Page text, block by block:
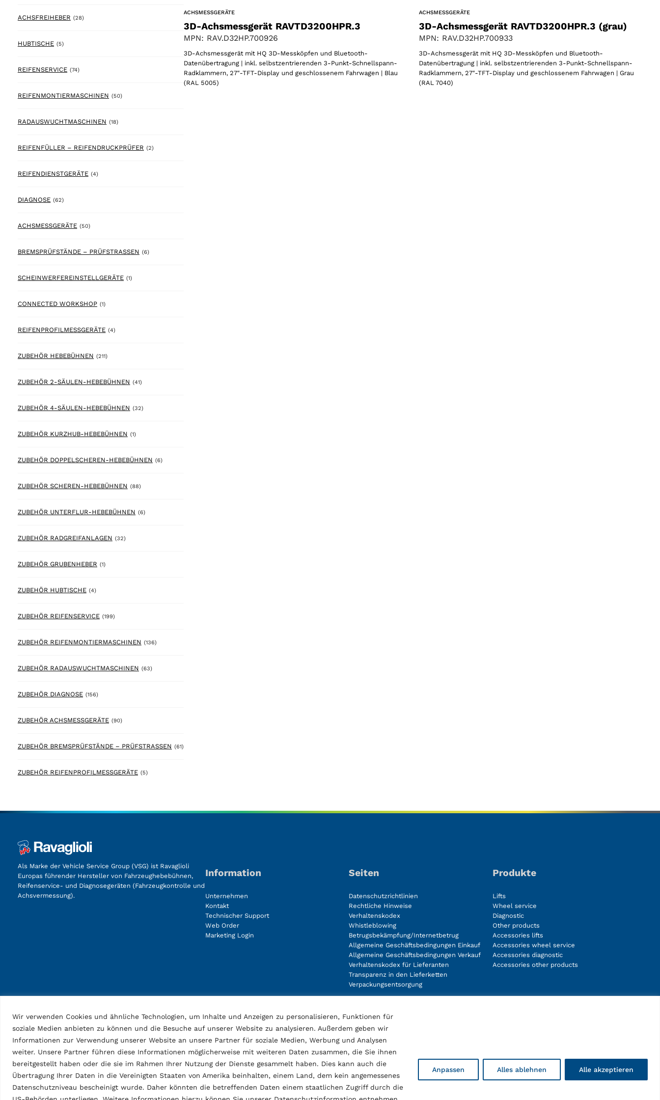
Wir verwenden Cookies und ähnliche Technologien, um Inhalte und Anzeigen zu personalisieren, Funktionen für
soziale Medien anbieten zu können und die Besuche auf unserer Website zu analysieren. Außerdem geben wir
Informationen zur Verwendung unserer Website an unsere Partner für soziale Medien, Werbung und Analysen
weiter. Unsere Partner führen diese Informationen möglicherweise mit weiteren Daten zusammen, die Sie ihnen
bereitgestellt haben oder die sie im Rahmen Ihrer Nutzung der Dienste gesammelt haben. Dies kann auch die
Übertragung Ihrer Daten in die Vereinigten Staaten von Amerika beinhalten, einem Land, dem kein angemessenes
Datenschutzniveau bescheinigt wurde. Daher könnten die betreffenden Daten einem staatlichen Zugriff durch die
Anpassen Alles ablehnen Alle akzeptieren
ACHSFREIHEBER (28)28 products
HUBTISCHE (5)5 products
REIFENSERVICE (74)74 products
REIFENMONTIERMASCHINEN (50)50 products
RADAUSWUCHTMASCHINEN (18)18 products
REIFENFÜLLER – REIFENDRUCKPRÜFER (2)2 products
REIFENDIENSTGERÄTE (4)4 products
DIAGNOSE (62)62 products
ACHSMESSGERÄTE (50)50 products
BREMSPRÜFSTÄNDE – PRÜFSTRASSEN (6)6 products
SCHEINWERFEREINSTELLGERÄTE (1)1 product
CONNECTED WORKSHOP (1)1 product
REIFENPROFILMESSGERÄTE (4)4 products
ZUBEHÖR HEBEBÜHNEN (211)211 products
ZUBEHÖR 2-SÄULEN-HEBEBÜHNEN (41)41 products
ZUBEHÖR 4-SÄULEN-HEBEBÜHNEN (32)32 products
ZUBEHÖR KURZHUB-HEBEBÜHNEN (1)1 product
ZUBEHÖR DOPPELSCHEREN-HEBEBÜHNEN (6)6 products
ZUBEHÖR SCHEREN-HEBEBÜHNEN (88)88 products
ZUBEHÖR UNTERFLUR-HEBEBÜHNEN (6)6 products
ZUBEHÖR RADGREIFANLAGEN (32)32 products
ZUBEHÖR GRUBENHEBER (1)1 product
ZUBEHÖR HUBTISCHE (4)4 products
ZUBEHÖR REIFENSERVICE (199)199 products
ZUBEHÖR REIFENMONTIERMASCHINEN (136)136 products
ZUBEHÖR RADAUSWUCHTMASCHINEN (63)63 products
ZUBEHÖR DIAGNOSE (156)156 products
ZUBEHÖR ACHSMESSGERÄTE (90)90 products
ZUBEHÖR BREMSPRÜFSTÄNDE – PRÜFSTRASSEN (61)61 products
ZUBEHÖR REIFENPROFILMESSGERÄTE (5)5 products
ACHSMESSGERÄTE
3D-Achsmessgerät RAVTD3200HPR.3
MPN: RAV.D32HP.700926
3D-Achsmessgerät mit HQ 3D-Messköpfen und Bluetooth-
Datenübertragung | inkl. selbstzentrierenden 3-Punkt-Schnellspann-
Radklammern, 27″-TFT-Display und geschlossenem Fahrwagen | Blau
(RAL 5005)
ACHSMESSGERÄTE
3D-Achsmessgerät RAVTD3200HPR.3 (grau)
MPN: RAV.D32HP.700933
3D-Achsmessgerät mit HQ 3D-Messköpfen und Bluetooth-
Datenübertragung | inkl. selbstzentrierenden 3-Punkt-Schnellspann-
Radklammern, 27″-TFT-Display und geschlossenem Fahrwagen | Grau
(RAL 7040)
Als Marke der Vehicle Service Group (VSG) ist Ravaglioli
Europas führender Hersteller von Fahrzeughebebühnen,
Reifenservice- und Diagnosegeräten (Fahrzeugkontrolle und
Achsvermessung).
Information
Unternehmen
Kontakt
Technischer Support
Web Order
Marketing Login
Seiten
Datenschutzrichtlinien
Rechtliche Hinweise
Verhaltenskodex
Whistleblowing
Betrugsbekämpfung/Internetbetrug
Allgemeine Geschäftsbedingungen Einkauf
Allgemeine Geschäftsbedingungen Verkauf
Verhaltenskodex für Lieferanten
Transparenz in den Lieferketten
Verpackungsentsorgung
Produkte
Lifts
Wheel service
Diagnostic
Other products
Accessories lifts
Accessories wheel service
Accessories diagnostic
Accessories other products
Wählen Sie Ihre Sprache